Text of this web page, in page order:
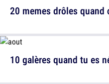
20 memes drôles
10 galères quand tu es